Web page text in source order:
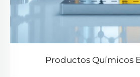
Productos Químicos